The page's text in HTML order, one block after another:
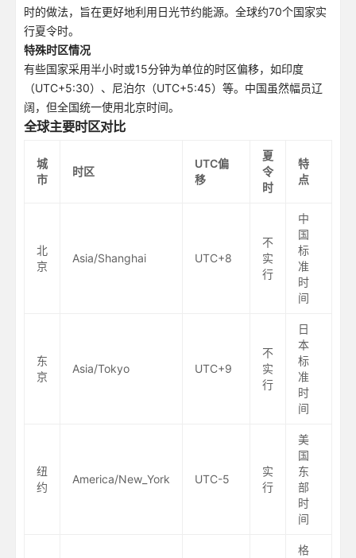
时的做法，旨在更好地利用日光节约能源。全球约70个国家实
行夏令时。
特殊时区情况
有些国家采用半小时或15分钟为单位的时区偏移，如印度
（UTC+5:30）、尼泊尔（UTC+5:45）等。中国虽然幅员辽
阔，但全国统一使用北京时间。
全球主要时区对比
城
市
时区
UTC偏
移
夏
令
时
特
点
北
京
Asia/Shanghai UTC+8
不
实
行
中
国
标
准
时
间
东
京
Asia/Tokyo UTC+9
不
实
行
日
本
标
准
时
间
纽
约
America/New_York UTC-5
实
行
美
国
东
部
时
间
格